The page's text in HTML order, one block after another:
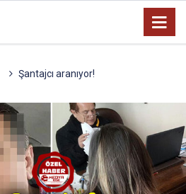
Şantajcı aranıyor!